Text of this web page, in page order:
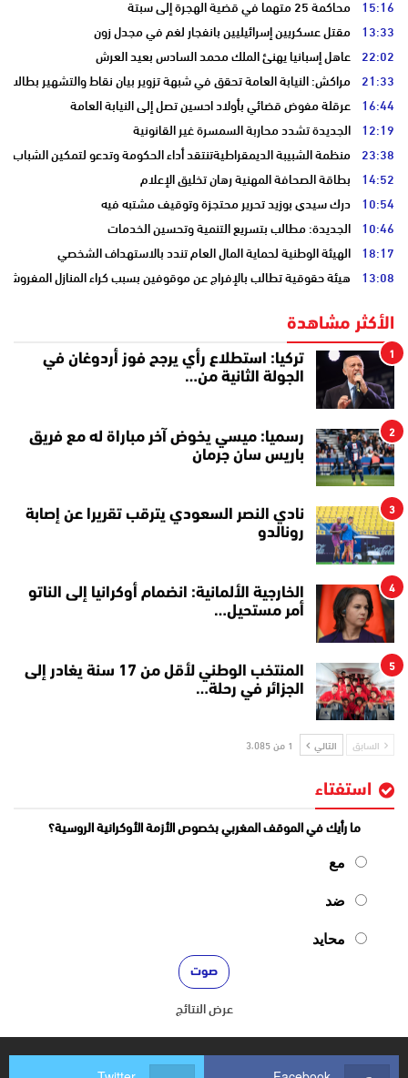
15:16 محاكمة 25 متهما في قضية الهجرة إلى سبتة
13:33 مقتل عسكريين إسرائيليين بانفجار لغم في مجدل زون
22:02 عاهل إسبانيا يهنئ الملك محمد السادس بعيد العرش
21:33 مراكش: النيابة العامة تحقق في شبهة تزوير بيان نقاط والتشهير بطالب
16:44 عرقلة مفوض قضائي بأولاد احسين تصل إلى النيابة العامة
12:19 الجديدة تشدد محاربة السمسرة غير القانونية
23:38 منظمة الشبيبة الديمقراطيةتنتقد أداء الحكومة وتدعو لتمكين الشباب
14:52 بطاقة الصحافة المهنية رهان تخليق الإعلام
10:54 درك سيدي بوزيد تحرير محتجزة وتوقيف مشتبه فيه
10:46 الجديدة: مطالب بتسريع التنمية وتحسين الخدمات
18:17 الهيئة الوطنية لحماية المال العام تندد بالاستهداف الشخصي
13:08 هيئة حقوقية تطالب بالإفراج عن موقوفين بسبب كراء المنازل المفروشة
الأكثر مشاهدة
1
تركيا: استطلاع رأي يرجح فوز أردوغان في
الجولة الثانية من…
2
رسميا: ميسي يخوض آخر مباراة له مع فريق
باريس سان جرمان
3
نادي النصر السعودي يترقب تقريرا عن إصابة
رونالدو
4
الخارجية الألمانية: انضمام أوكرانيا إلى الناتو
أمر مستحيل…
5
المنتخب الوطني لأقل من 17 سنة يغادر إلى
الجزائر في رحلة…
السابق التالي 1 من 3٬085
استفتاء
ما رأيك في الموقف المغربي بخصوص الأزمة الأوكرانية الروسية؟
مع
ضد
محايد
عرض النتائج